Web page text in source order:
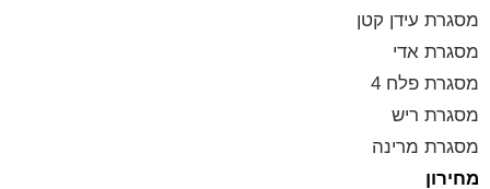
מסגרת עידן קטן
מסגרת אדי
מסגרת פלח 4
מסגרת ריש
מסגרת מרינה
מחירון